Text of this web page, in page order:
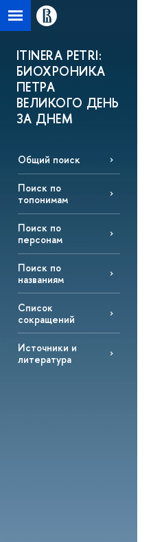
ITINERA PETRI:
БИОХРОНИКА
ПЕТРА
ВЕЛИКОГО ДЕНЬ
ЗА ДНЕМ
Общий поиск
Поиск по
топонимам
Поиск по
персонам
Поиск по
названиям
Список
сокращений
Источники и
литература